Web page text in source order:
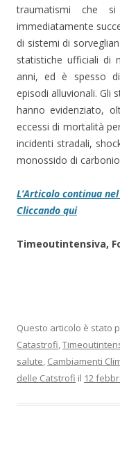
traumatismi che
immediatamente
di sistemi di
statistiche ufficiali di
anni, ed è spesso
episodi alluvionali. Gli
hanno evidenziato,
eccessi di mortalità
incidenti stradali,
monossido di
L’Articolo continua
Cliccando qui
Timeoutintensiva,
Questo articolo è stato
Catastrofi,
salute, Cambiamenti
delle Catstrofi il 12